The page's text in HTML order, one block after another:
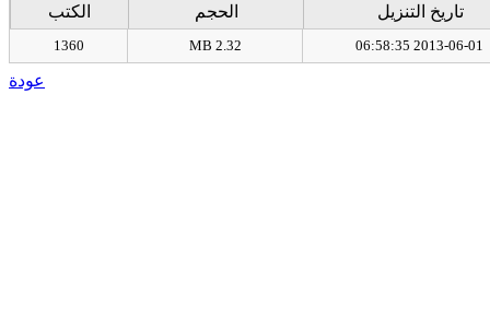
تاريخ التنزيل الحجم الكتب
2013-06-01 06:58:35
2.32 MB
1360
عودة